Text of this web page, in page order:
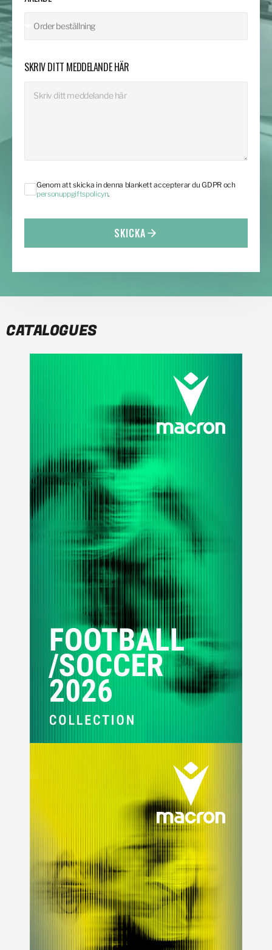
SKRIV DITT MEDDELANDE HÄR
Genom att skicka in denna blankett accepterar du GDPR och
personuppgiftspolicyn.
SKICKA
CATALOGUES